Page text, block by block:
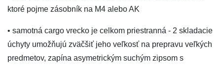
ktoré pojme zásobník na M4 alebo AK
• samotná cargo vrecko je celkom priestranná - 2 skladacie
úchyty umožňujú zväčšiť jeho veľkosť na prepravu veľkých
predmetov, zapína asymetrickým suchým zipsom s